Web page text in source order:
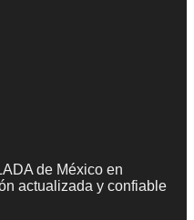
de México en
actualizada y confiable